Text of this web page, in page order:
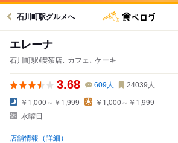
石川町駅グルメへ
エレーナ
石川町駅/喫茶店､ カフェ､ ケーキ
3.68 609人 24039 人
￥1,000～￥1,999
￥1,000～￥1,999
水曜日
店舗情報（詳細）